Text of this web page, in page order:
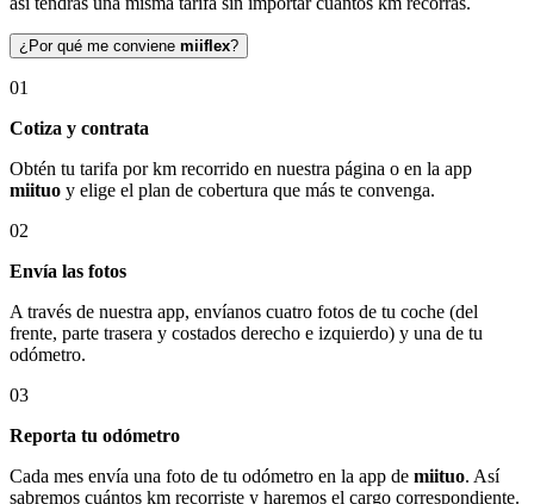
¿Por qué me conviene miiflex?
01
Cotiza y contrata
Obtén tu tarifa por km recorrido en nuestra página o en la app
miituo y elige el plan de cobertura que más te convenga.
02
Envía las fotos
A través de nuestra app, envíanos cuatro fotos de tu coche (del
frente, parte trasera y costados derecho e izquierdo) y una de tu
odómetro.
03
Reporta tu odómetro
Cada mes envía una foto de tu odómetro en la app de miituo. Así
sabremos cuántos km recorriste y haremos el cargo correspondiente.